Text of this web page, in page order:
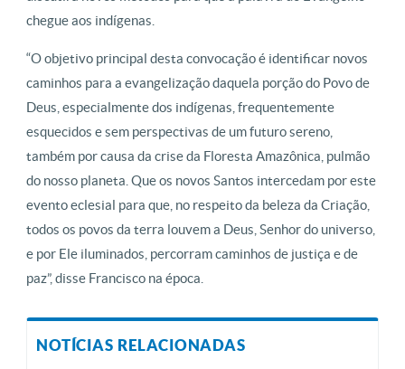
chegue aos indígenas.
“O objetivo principal desta convocação é identificar novos
caminhos para a evangelização daquela porção do Povo de
Deus, especialmente dos indígenas, frequentemente
esquecidos e sem perspectivas de um futuro sereno,
também por causa da crise da Floresta Amazônica, pulmão
do nosso planeta. Que os novos Santos intercedam por este
evento eclesial para que, no respeito da beleza da Criação,
todos os povos da terra louvem a Deus, Senhor do universo,
e por Ele iluminados, percorram caminhos de justiça e de
paz”, disse Francisco na época.
NOTÍCIAS RELACIONADAS